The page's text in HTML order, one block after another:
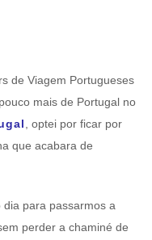
de Viagem Portugueses
mais de Portugal no
, optei por ficar por
que acabara de
para passarmos a
perder a chaminé de